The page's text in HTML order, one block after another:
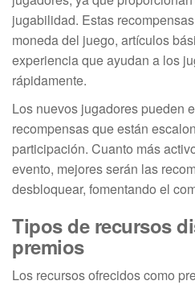
jugabilidad. Estas
moneda del juego, artículos
experiencia que ayudan a los
rápidamente.
Los nuevos jugadores pueden
recompensas que están
participación. Cuanto más
evento, mejores serán las
desbloquear, fomentando el
Tipos de recursos
premios
Los recursos ofrecidos como